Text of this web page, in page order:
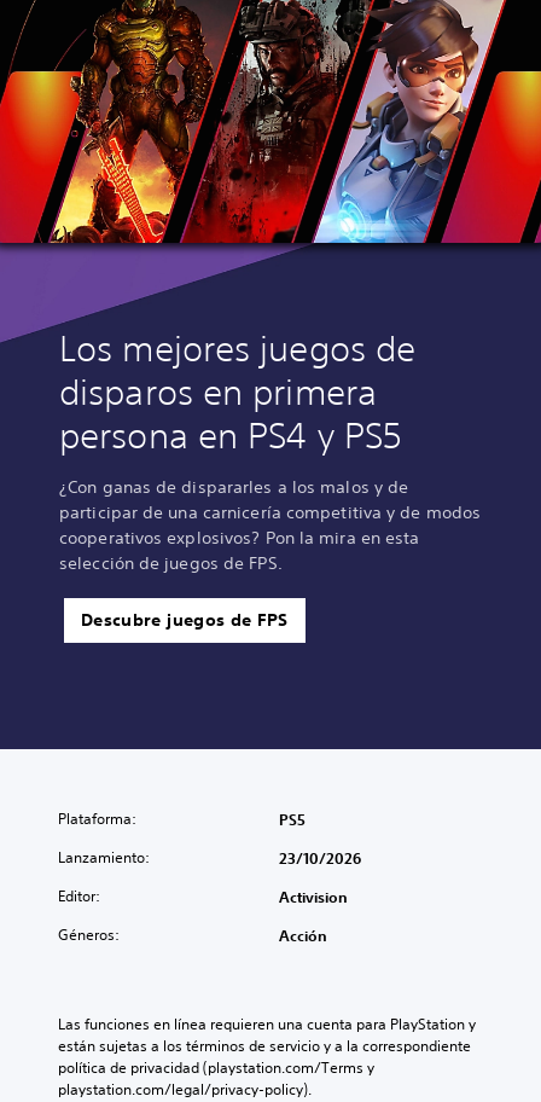
Los mejores juegos de
disparos en primera
persona en PS4 y PS5
¿Con ganas de dispararles a los malos y de
participar de una carnicería competitiva y de modos
cooperativos explosivos? Pon la mira en esta
selección de juegos de FPS.
Descubre juegos de FPS
Plataforma: PS5
Lanzamiento: 23/10/2026
Editor: Activision
Géneros: Acción
Las funciones en línea requieren una cuenta para PlayStation y
están sujetas a los términos de servicio y a la correspondiente
política de privacidad (playstation.com/Terms y
playstation.com/legal/privacy-policy).